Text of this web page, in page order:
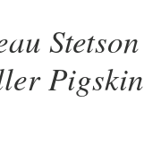
Stetson
Pigskin